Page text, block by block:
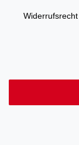
Widerrufs­recht